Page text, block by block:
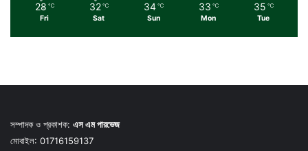
28 ℃
Fri
32 ℃
Sat
34 ℃
Sun
33 ℃
Mon
35 ℃
Tue
সম্পাদক ও প্রকাশক: এস এম পারভেজ
মোবাইল: 01716159137